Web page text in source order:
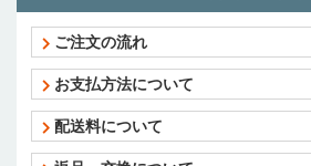
ご注文の流れ
お支払方法について
配送料について